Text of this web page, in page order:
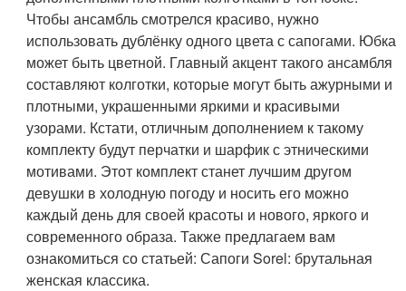
Чтобы ансамбль смотрелся красиво, нужно
использовать дублёнку одного цвета с сапогами. Юбка
может быть цветной. Главный акцент такого ансамбля
составляют колготки, которые могут быть ажурными и
плотными, украшенными яркими и красивыми
узорами. Кстати, отличным дополнением к такому
комплекту будут перчатки и шарфик с этническими
мотивами. Этот комплект станет лучшим другом
девушки в холодную погоду и носить его можно
каждый день для своей красоты и нового, яркого и
современного образа. Также предлагаем вам
ознакомиться со статьей: Сапоги Sorel: брутальная
женская классика.